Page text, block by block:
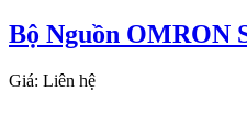
Bộ Nguồn OMRON
Giá: Liên hệ